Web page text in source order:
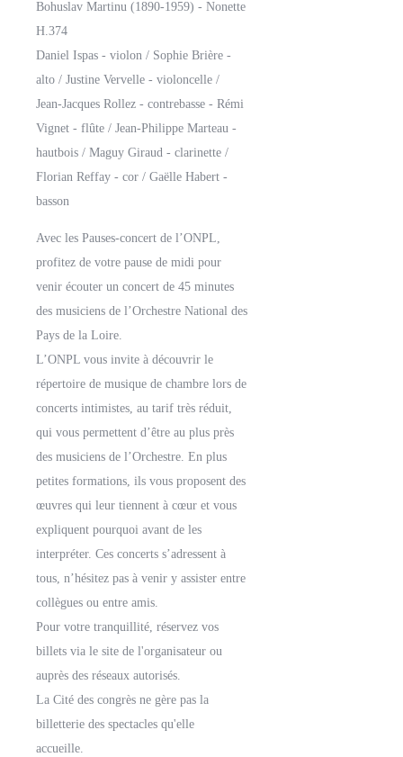
Bohuslav Martinu (1890-1959) - Nonette
H.374
Daniel Ispas - violon / Sophie Brière -
alto / Justine Vervelle - violoncelle /
Jean-Jacques Rollez - contrebasse - Rémi
Vignet - flûte / Jean-Philippe Marteau -
hautbois / Maguy Giraud - clarinette /
Florian Reffay - cor / Gaëlle Habert -
basson
Avec les Pauses-concert de l’ONPL,
profitez de votre pause de midi pour
venir écouter un concert de 45 minutes
des musiciens de l’Orchestre National des
Pays de la Loire.
L’ONPL vous invite à découvrir le
répertoire de musique de chambre lors de
concerts intimistes, au tarif très réduit,
qui vous permettent d’être au plus près
des musiciens de l’Orchestre. En plus
petites formations, ils vous proposent des
œuvres qui leur tiennent à cœur et vous
expliquent pourquoi avant de les
interpréter. Ces concerts s’adressent à
tous, n’hésitez pas à venir y assister entre
collègues ou entre amis.
Pour votre tranquillité, réservez vos
billets via le site de l'organisateur ou
auprès des réseaux autorisés.
La Cité des congrès ne gère pas la
billetterie des spectacles qu'elle
accueille.